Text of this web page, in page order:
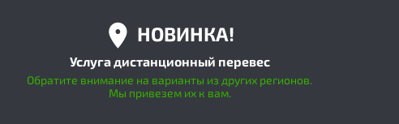
НОВИНКА!
Услуга дистанционный перевес
Обратите внимание на варианты из других регионов.
Мы привезем их к вам.